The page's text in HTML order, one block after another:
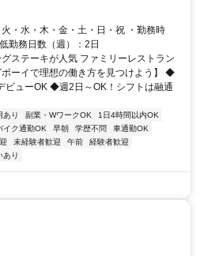
・水・木・金・土・日・祝 ・勤務時
勤務日数（週）：2日
ステーキが人気 ファミリーレストラン
ボーイで理想の働き方を見つけよう】 ◆
ビューOK ◆週2日～OK！シフトは融通
あり 副業・WワークOK
1日4時間以内OK
イク通勤OK 早朝 学歴不問
車通勤OK
未経験者歓迎 午前
経験者歓迎
あり